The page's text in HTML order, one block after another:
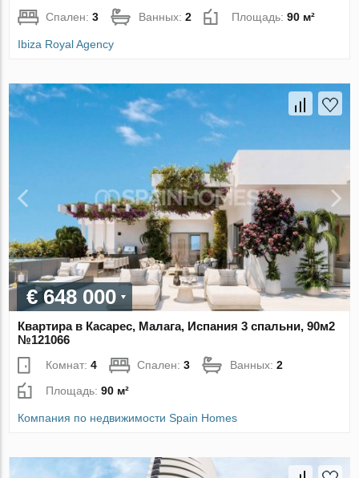
Спален:3 Ванных:2 Площадь:90 м²
Ibiza Royal Agency
€ 648 000
Квартира в Касарес, Малага, Испания 3 спальни, 90м2
№121066
Комнат:4 Спален:3 Ванных:2
Площадь:90 м²
Компания по недвижимости Spain Homes